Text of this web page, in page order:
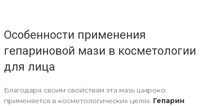
Особенности применения
гепариновой мази в косметологии
для лица
Благодаря своим свойствам эта мазь широко
применяется в косметологических целях. Гепарин